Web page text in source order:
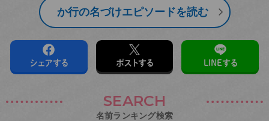
か行の名づけエピソードを読む
シェアする ポストする LINEする
SEARCH
名前ランキング検索